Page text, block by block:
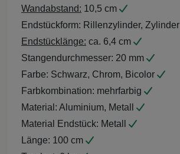
Wandabstand: 10,5 cm
Endstückform: Rillenzylinder, Zylinder
Endstücklänge: ca. 6,4 cm
Stangendurchmesser: 20 mm
Farbe: Schwarz, Chrom, Bicolor
Farbkombination: mehrfarbig
Material: Aluminium, Metall
Material Endstück: Metall
Länge: 100 cm